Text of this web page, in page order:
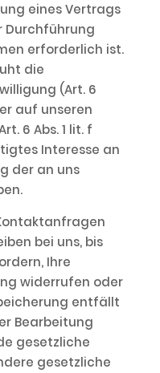
eines Vertrags
Durchführung
erforderlich ist.
die
(Art. 6
auf unseren
6 Abs. 1 lit. f
Interesse an
der an uns
bei uns, bis
Ihre
widerrufen oder
entfällt
Bearbeitung
gesetzliche
gesetzliche